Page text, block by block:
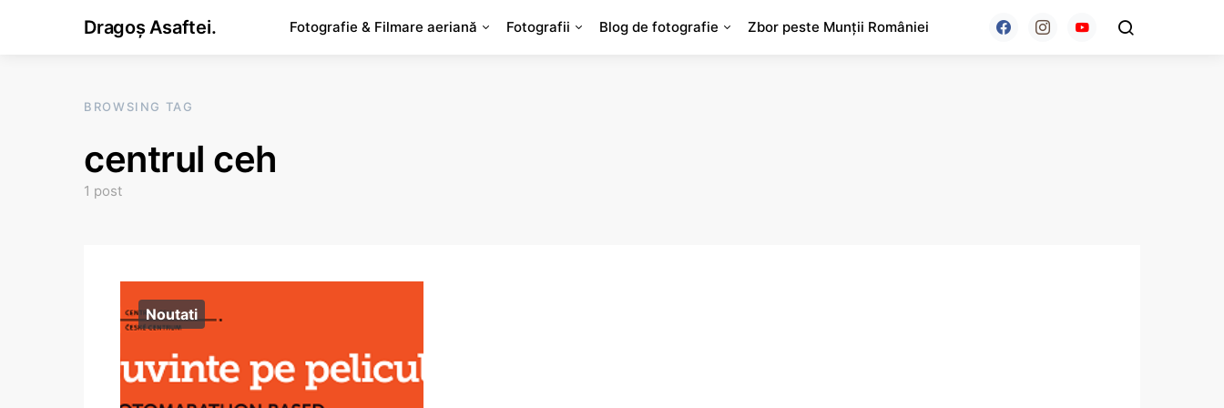
Dragoș Asaftei. Fotografie & Filmare aeriană Fotografii Blog de fotografie Zbor peste Munții României
BROWSING TAG
centrul ceh
1 post
Noutati